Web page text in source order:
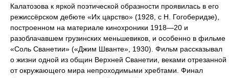
Калатозова к яркой поэтической образности проявилась в его
режиссёрском дебюте «Их царство» (1928, с Н. Гогоберидзе),
построенном на материале кинохроники 1918—20 и
разоблачавшем грузинских меньшевиков, и особенно в фильме
«Соль Сванетии» («Джим Шванте», 1930). Фильм рассказывал
о жизни одной из общин Верхней Сванетии, веками отрезанной
от окружающего мира непроходимыми хребтами. Финал